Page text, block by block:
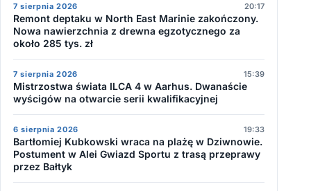
7 sierpnia 2026 20:17
Remont deptaku w North East Marinie zakończony.
Nowa nawierzchnia z drewna egzotycznego za
około 285 tys. zł
7 sierpnia 2026 15:39
Mistrzostwa świata ILCA 4 w Aarhus. Dwanaście
wyścigów na otwarcie serii kwalifikacyjnej
6 sierpnia 2026 19:33
Bartłomiej Kubkowski wraca na plażę w Dziwnowie.
Postument w Alei Gwiazd Sportu z trasą przeprawy
przez Bałtyk